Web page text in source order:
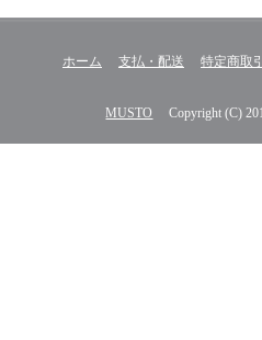
ホーム 支払・配送 特定商取
MUSTO Copyright (C)